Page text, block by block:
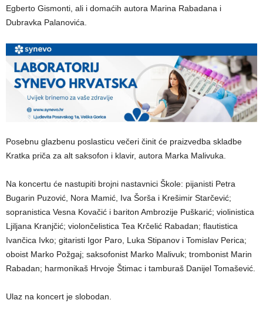
Egberto Gismonti, ali i domaćih autora Marina Rabadana i
Dubravka Palanovića.
Posebnu glazbenu poslasticu večeri činit će praizvedba skladbe
Kratka priča za alt saksofon i klavir, autora Marka Malivuka.
Na koncertu će nastupiti brojni nastavnici Škole: pijanisti Petra
Bugarin Puzović, Nora Mamić, Iva Šorša i Krešimir Starčević;
sopranistica Vesna Kovačić i bariton Ambrozije Puškarić; violinistica
Ljiljana Kranjčić; violončelistica Tea Krčelić Rabadan; flautistica
Ivančica Ivko; gitaristi Igor Paro, Luka Stipanov i Tomislav Perica;
oboist Marko Požgaj; saksofonist Marko Malivuk; trombonist Marin
Rabadan; harmonikaš Hrvoje Štimac i tamburaš Danijel Tomašević.
Ulaz na koncert je slobodan.